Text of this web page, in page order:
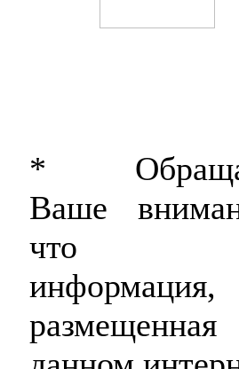
*
Ваше
что
информация,